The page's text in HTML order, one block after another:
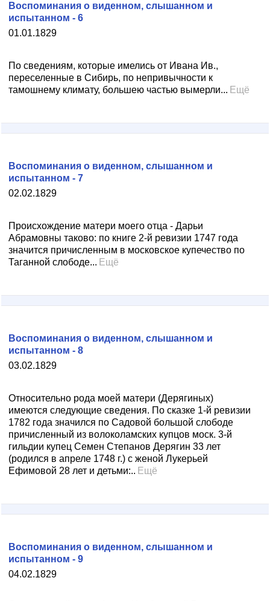
01.01.1829
Воспоминания о виденном, слышанном и
испытанном - 6
По сведениям, которые имелись от Ивана Ив.,
переселенные в Сибирь, по непривычности к
тамошнему климату, большею частью вымерли... Ещё
02.02.1829
Воспоминания о виденном, слышанном и
испытанном - 7
Происхождение матери моего отца - Дарьи
Абрамовны таково: по книге 2-й ревизии 1747 года
значится причисленным в московское купечество по
Таганной слободе... Ещё
03.02.1829
Воспоминания о виденном, слышанном и
испытанном - 8
Относительно рода моей матери (Дерягиных)
имеются следующие сведения. По сказке 1-й ревизии
1782 года значился по Садовой большой слободе
причисленный из волоколамских купцов моск. 3-й
гильдии купец Семен Степанов Дерягин 33 лет
(родился в апреле 1748 г.) с женой Лукерьей
Ефимовой 28 лет и детьми:.. Ещё
04.02.1829
Воспоминания о виденном, слышанном и
испытанном - 9